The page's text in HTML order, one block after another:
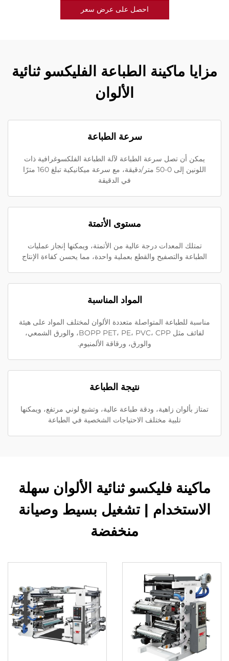
احصل على عرض سعر
مزايا ماكينة الطباعة الفليكسو ثنائية
الألوان
سرعة الطباعة
يمكن أن تصل سرعة الطباعة لآلة الطباعة الفلكسوغرافية ذات
اللونين إلى 0-50 متر/دقيقة، مع سرعة ميكانيكية تبلغ 160 مترًا
في الدقيقة
مستوى الأتمتة
تمتلك المعدات درجة عالية من الأتمتة، ويمكنها إنجاز عمليات
الطباعة والتصفيح والقطع بعملية واحدة، مما يحسن كفاءة الإنتاج
المواد المناسبة
مناسبة للطباعة المتواصلة متعددة الألوان لمختلف المواد على هيئة
لفائف مثل BOPP PET، PE، PVC، CPP، والورق الشمعي،
والورق، ورقاقة الألمنيوم.
نتيجة الطباعة
تمتاز بألوان زاهية، ودقة طباعة عالية، وتشبع لوني مرتفع، ويمكنها
تلبية مختلف الاحتياجات الشخصية في الطباعة
ماكينة فليكسو ثنائية الألوان سهلة
الاستخدام | تشغيل بسيط وصيانة
منخفضة